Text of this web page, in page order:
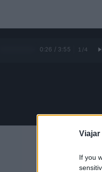
Viajar
If you
0:28 / 3:55 1 /4